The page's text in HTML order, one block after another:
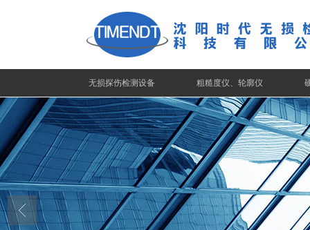
无损探伤检测设备 粗糙度仪、轮廓仪